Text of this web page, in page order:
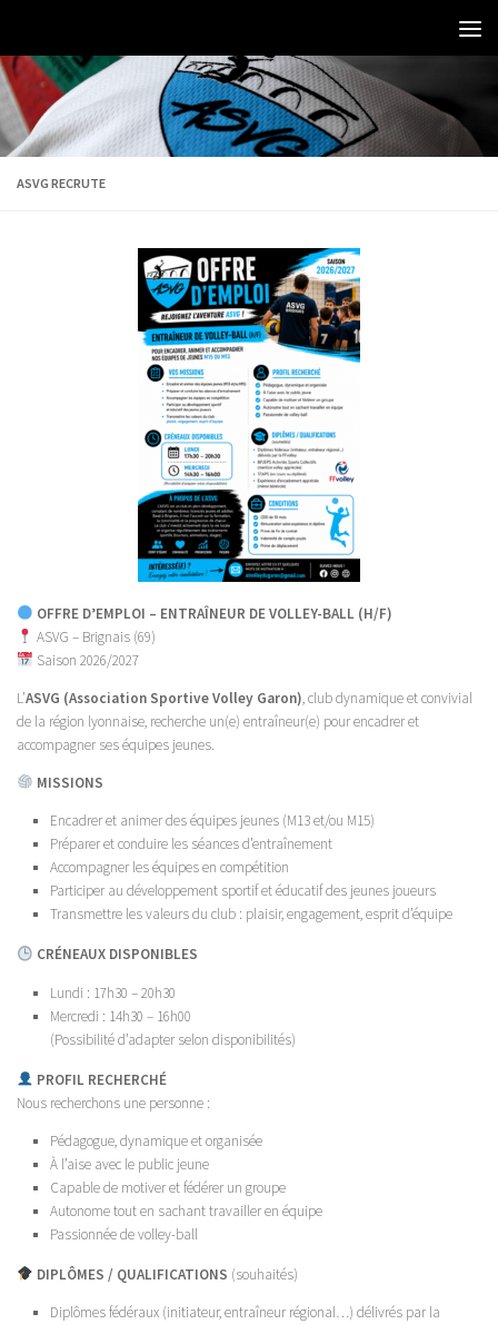
ASVG RECRUTE
OFFRE D’EMPLOI – ENTRAÎNEUR DE VOLLEY-BALL (H/F)
ASVG – Brignais (69)
Saison 2026/2027
L’ASVG (Association Sportive Volley Garon), club dynamique et convivial
de la région lyonnaise, recherche un(e) entraîneur(e) pour encadrer et
accompagner ses équipes jeunes.
MISSIONS
Encadrer et animer des équipes jeunes (M13 et/ou M15)
Préparer et conduire les séances d’entraînement
Accompagner les équipes en compétition
Participer au développement sportif et éducatif des jeunes joueurs
Transmettre les valeurs du club : plaisir, engagement, esprit d’équipe
CRÉNEAUX DISPONIBLES
Lundi : 17h30 – 20h30
Mercredi : 14h30 – 16h00
(Possibilité d’adapter selon disponibilités)
PROFIL RECHERCHÉ
Nous recherchons une personne :
Pédagogue, dynamique et organisée
À l’aise avec le public jeune
Capable de motiver et fédérer un groupe
Autonome tout en sachant travailler en équipe
Passionnée de volley-ball
DIPLÔMES / QUALIFICATIONS (souhaités)
Diplômes fédéraux (initiateur, entraîneur régional…) délivrés par la